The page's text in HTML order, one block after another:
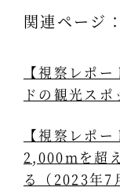
関連ページ：
【視察レポ
ドの観光ス
【視察レポ
2,000mを超
る（2023年7